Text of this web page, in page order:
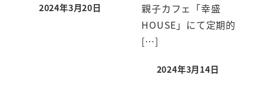
2024年3月20日
親子カフェ「幸盛
HOUSE」にて定期的
[…]
2024年3月14日